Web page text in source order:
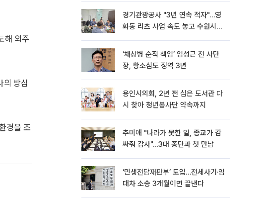
해 외주
의 방심
경을 조
경기관광공사 "3년 연속 적자"…영
화동 리츠 사업 속도 놓고 수원시와
‘채상병 순직 책임’ 임성근 전 사단
장, 항소심도 징역 3년
용인시의회, 2년 전 심은 도서관 다
시 찾아 청년봉사단 약속까지
추미애 "나라가 못한 일, 종교가 감
싸줘 감사"…3대 종단과 첫 만남
‘민생전담재판부’ 도입…전세사기·임
대차 소송 3개월이면 끝낸다